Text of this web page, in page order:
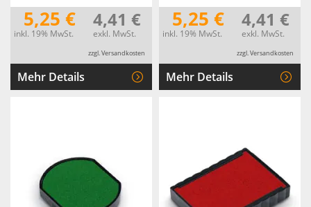
5,25 €
inkl. 19% MwSt.
4,41 €
exkl. MwSt.
zzgl. Versandkosten
Mehr Details
5,25 €
inkl. 19% MwSt.
4,41 €
exkl. MwSt.
zzgl. Versandkosten
Mehr Details